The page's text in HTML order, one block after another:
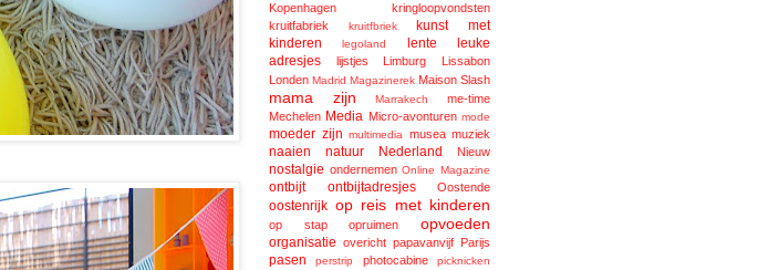
Kopenhagen
kringloopvondsten
kruitfabriek
kruitfbriek
kunst met
kinderen
legoland lente
leuke
adresjes
lijstjes Limburg
Lissabon
Londen Madrid Magazinerek Maison Slash
mama zijn Marrakech
me-time
Mechelen Media Micro-avonturen mode
moeder zijn multimedia musea muziek
naaien natuur Nederland Nieuw
nostalgie ondernemen Online Magazine
ontbijt ontbijtadresjes Oostende
oostenrijk op reis met kinderen
op stap opruimen opvoeden
organisatie overicht papavanvijf Parijs
pasen perstrip photocabine
picknicken